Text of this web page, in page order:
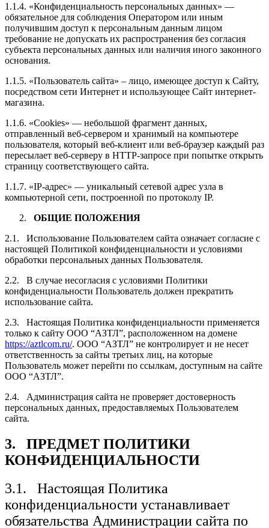
1.1.4. «Конфиденциальность персональных данных» —
обязательное для соблюдения Оператором или иным
получившим доступ к персональным данным лицом
требование не допускать их распространения без согласия
субъекта персональных данных или наличия иного законного
основания.
1.1.5. «Пользователь сайта» – лицо, имеющее доступ к Сайту,
посредством сети Интернет и использующее Сайт интернет-
магазина.
1.1.6. «Cookies» — небольшой фрагмент данных,
отправленный веб-сервером и хранимый на компьютере
пользователя, который веб-клиент или веб-браузер каждый раз
пересылает веб-серверу в HTTP-запросе при попытке открыть
страницу соответствующего сайта.
1.1.7. «IP-адрес» — уникальный сетевой адрес узла в
компьютерной сети, построенной по протоколу IP.
ОБЩИЕ ПОЛОЖЕНИЯ
2.1. Использование Пользователем сайта означает согласие с
настоящей Политикой конфиденциальности и условиями
обработки персональных данных Пользователя.
2.2. В случае несогласия с условиями Политики
конфиденциальности Пользователь должен прекратить
использование сайта.
2.3. Настоящая Политика конфиденциальности применяется
только к сайту ООО “АЗТЛ”, расположенном на домене
https://aztlcom.ru/. ООО “АЗТЛ” не контролирует и не несет
ответственность за сайты третьих лиц, на которые
Пользователь может перейти по ссылкам, доступным на сайте
ООО “АЗТЛ”.
2.4. Администрация сайта не проверяет достоверность
персональных данных, предоставляемых Пользователем
сайта.
3. ПРЕДМЕТ ПОЛИТИКИ
КОНФИДЕНЦИАЛЬНОСТИ
3.1. Настоящая Политика
конфиденциальности устанавливает
обязательства Администрации сайта по